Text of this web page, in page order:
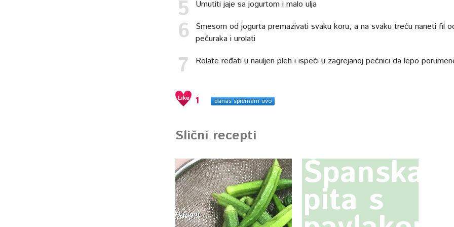
Umutiti jaje sa jogurtom i malo ulja
Smesom od jogurta premazivati svaku koru, a na svaku treću naneti fil
pečuraka i urolati
Rolate ređati u nauljen pleh i ispeći u zagrejanoj pećnici da lepo
1 danas spremam ovo
Slični recepti
Španska
pita s